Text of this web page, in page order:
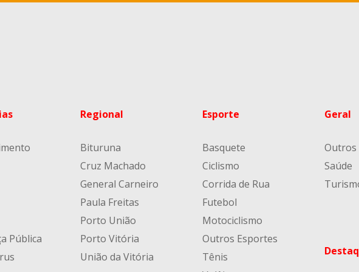
Pública
Regional
Bituruna
Cruz Machado
General Carneiro
Paula Freitas
Porto União
Porto Vitória
União da Vitória
Esporte
Basquete
Ciclismo
Corrida de Rua
Futebol
Motociclismo
Outros Esportes
Tênis
Geral
Outros
Saúde